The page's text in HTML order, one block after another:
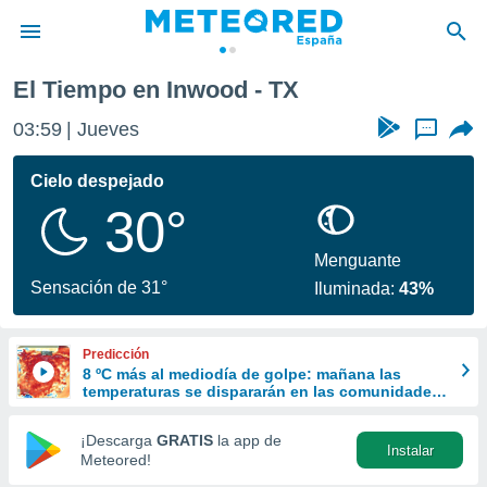
de
por
se
calidad.
a este
las
y
forma
digital
basada
El Tiempo en Inwood - TX
03:59 Jueves ...
Cielo despejado
30°
Sensación de 31°
Menguante
Iluminada:43%
Predicción
8 ºC más al mediodía de golpe: mañana las
temperaturas se dispararán en las comunidades
¡Descarga GRATIS la app de
Meteored!
Instalar